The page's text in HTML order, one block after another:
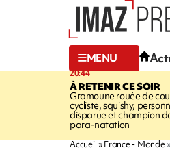
MENU
20:44
À RETENIR CE SOIR
Gramoune rouée de
cycliste, squishy,
disparue et champion
para-natation
Accueil France - Monde